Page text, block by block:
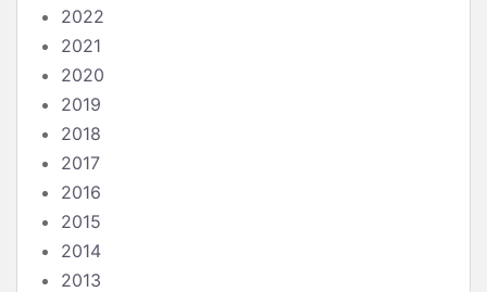
2022
2021
2020
2019
2018
2017
2016
2015
2014
2013